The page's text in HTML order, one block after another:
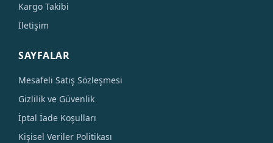
Kargo Takibi
İletişim
SAYFALAR
Mesafeli Satış Sözleşmesi
Gizlilik ve Güvenlik
İptal İade Koşulları
Kişisel Veriler Politikası